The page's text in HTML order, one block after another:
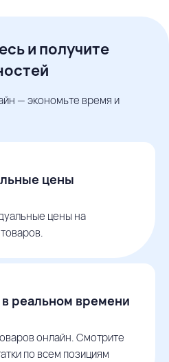
и получите
— экономьте время и
цены
цены на
реальном времени
онлайн. Смотрите
по всем позициям